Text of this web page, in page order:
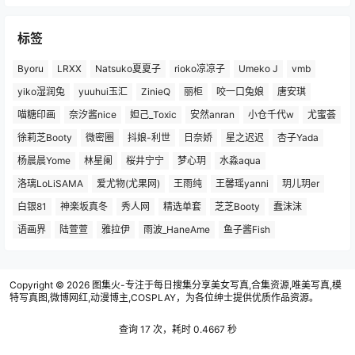
标签
Byoru LRXX Natsuko夏夏子 rioko凉凉子 Umeko J
vmb
yiko湿润兔
yuuhui玉汇 ZinieQ 丽柜 咬一口兔娘
唐安琪
喵糖印画
奈汐酱nice 妲己_Toxic 安然anran 小仓千代w
尤蜜荟
徐莉芝Booty
微密圈 抖娘-利世 日奈娇 星之迟迟
杏子Yada
杨晨晨Yome
林星阑 桜井宁宁 梦心玥
水淼aqua
洛璃LoLiSAMA
爱尤物(尤果网) 王雨纯 王馨瑶yanni
玥儿玥er
白银81
神楽坂真冬 秀人网 精选单套 芝芝Booty
蠢沫沫
语画界
陆萱萱 雅拉伊 雨波_HaneAme 鱼子酱Fish
Copyright © 2026 图集火-专注于每日搜集分享美女写真,合集资源,唯美写真,模
特写真图,微博网红,动漫博主,COSPLAY，为各位绅士提供优质作品资源。
查询 17 次，耗时 0.4667 秒